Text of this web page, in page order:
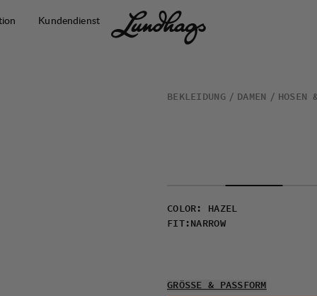
Kundendienst
BEKLEIDUNG DAMEN HOSEN
COLOR :
HAZEL
FIT: NARROW
GRÖSSE & PASSFORM